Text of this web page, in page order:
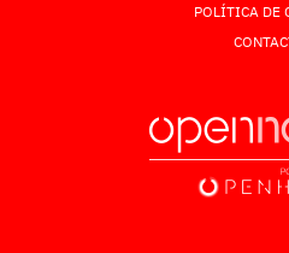
POLÍTICA DE